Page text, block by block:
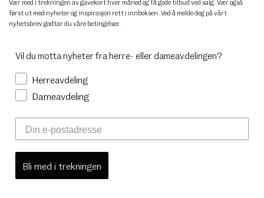
Vær med i trekningen av gavekort hver måned og få gode tilbud ved salg. Vær også
først ut med nyheter og inspirasjon rett i innboksen. Ved å melde deg på vårt
nyhetsbrev godtar du våre betingelser.
Vil du motta nyheter fra herre- eller dameavdelingen?
Herreavdeling
Dameavdeling
Bli med i trekningen